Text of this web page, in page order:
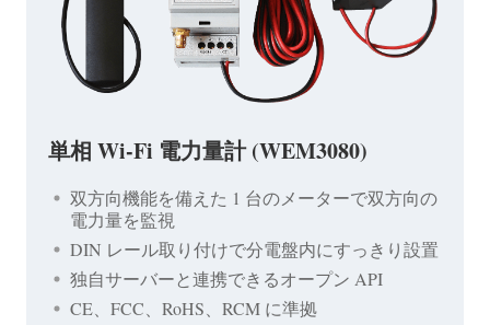
単相 Wi-Fi 電力量計 (WEM3080)
双方向機能を備えた 1 台のメーターで双方向の
電力量を監視
DIN レール取り付けで分電盤内にすっきり設置
独自サーバーと連携できるオープン API
CE、FCC、RoHS、RCM に準拠